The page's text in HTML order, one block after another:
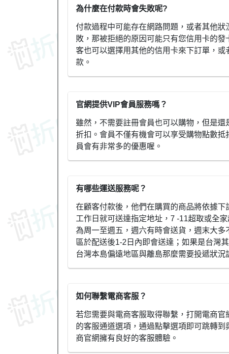
為什麼在付款時會失敗呢?
付款過程中可能存在網路問題，或者其他
敗，那被拒絕的原因可能只有您信用卡的
客也可以選擇用其他的信用卡來下訂單，
款。
官網提供VIP會員服務嗎？
雖然，不需要註冊會員也可以購物，但是
折扣。會員不僅有機會可以享受購物點數
員會有非常多的優惠喔。
有哪些運送服務呢？
在顧客付款後，他們在購買的商品將依據
工作日就可送達指定地址，7 -11超取或全
為周一至週五，週六有時會送貨，週末大
區於配送後1-2日內即會送達；如果是台灣
台灣本島偏遠地區與離島那麼需要投遞狀況
如何聯繫電商客服？
若您需要與電商客服取得聯繫，打開電商官
的客服通道選項，通過點擊選項即可跳轉
商官網擁有良好的客服體驗。